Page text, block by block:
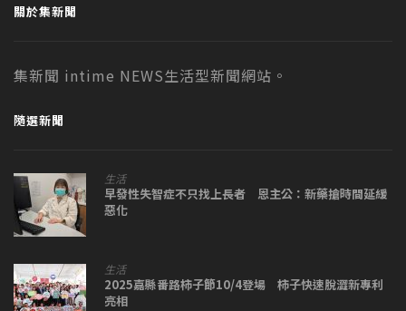
關於集新聞
集新聞 intime NEWS生活型新聞網站。
隨選新聞
生活
早發性失智症不只找上長者 恩主公：新藥搶時間延緩
惡化
生活
2025嘉縣番路柿子節10/4登場 柿子快速脫澀新專利
亮相